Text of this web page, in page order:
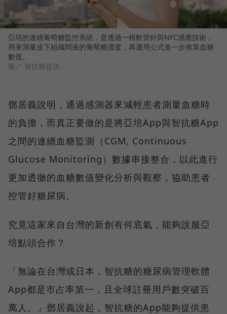
亞培的連續葡萄糖監控系統，是透過一根軟管針與NFC感應技術，
用來測量皮下組織間液的葡萄糖濃度，再運用公式進一步推算血糖
數值。
圖／ 智抗糖提供
鄧居義說明，通過感測器來減輕患者測量血糖時
的負擔，而真正要做的是將亞培App與智抗糖App
之間的連續血糖監測（CGM, Continuous
Glucose Monitoring）數據串接整合，以此進行
更加透徹的血糖數值變化分析與觀察，協助患者
控管好糖尿病。
究竟這家來自台灣的新創有何底氣，能夠說服亞
培點頭合作？
「無論在台灣或日本，智抗糖的糖尿病管理軟體
App都是市占率第一，且全球註冊用戶數突破百
萬人。」鄧居義說起，智抗糖的App能夠提供患